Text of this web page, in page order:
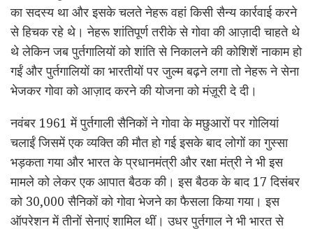
का सदस्य था और इसके चलते नेहरू वहां किसी सैन्य कार्रवाई करने
से हिचक रहे थे। नेहरू शांतिपूर्ण तरीके से गोवा की आज़ादी चाहते थे
थे लेकिन जब पुर्तगालियों को शांति से निकालने की कोशिशें नाकाम हो
गईं और पुर्तगालियों का भारतीयों पर जुल्म बढ़ने लगा तो नेहरू ने सेना
भेजकर गोवा को आज़ाद करने की योजना को मंज़ूरी दे दी।
नवंबर 1961 में पुर्तगाली सैनिकों ने गोवा के मछुआरों पर गोलियां
चलाईं जिसमें एक व्यक्ति की मौत हो गई इसके बाद लोगों का गुस्सा
भड़कता गया और भारत के प्रधानमंत्री और रक्षा मंत्री ने भी इस
मामले को लेकर एक आपात बैठक की। इस बैठक के बाद 17 दिसंबर
को 30,000 सैनिकों को गोवा भेजने का फैसला किया गया। इस
ऑपरेशन में तीनों सेनाएं शामिल थीं। उधर पुर्तगाल ने भी भारत से